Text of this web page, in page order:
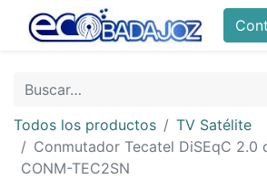
Todos los productos
TV Satélite
Conmutador Tecatel DiSEqC 2.0
CONM-TEC2SN